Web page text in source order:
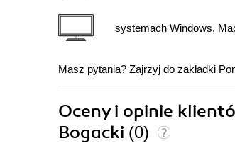
systemach Windows,
Masz pytania? Zajrzyj do zakładki
Oceny i opinie
Bogacki (0)